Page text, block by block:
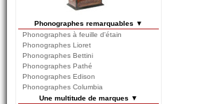
Phonographes remarquables ▼
Phonographes à feuille d'étain
Phonographes Lioret
Phonographes Bettini
Phonographes Pathé
Phonographes Edison
Phonographes Columbia
Une multitude de marques ▼